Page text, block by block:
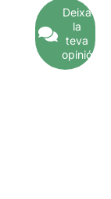
Deixa
la
teva
opinió